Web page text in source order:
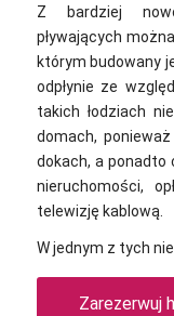
Z bardziej
pływających
którym budowany
odpłynie ze
takich łodziach
domach,
dokach, a ponadto
nieruchomości,
telewizję kablową.
W jednym z tych
Zarezerwuj